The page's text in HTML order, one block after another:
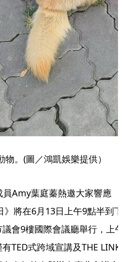
。(圖／鴻凱娛樂提供）
Amy葉庭蓁熱邀大家響應
》將在6月13日上午9點半到
會9樓國際會議廳舉行，上
TED式跨域宣講及THE LINK